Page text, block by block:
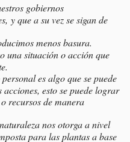
gobiernos
y que a su vez se sigan de
menos basura.
una situación o acción que
es algo que se puede
esto se puede lograr
recursos de manera
nos otorga a nivel
para las plantas a base